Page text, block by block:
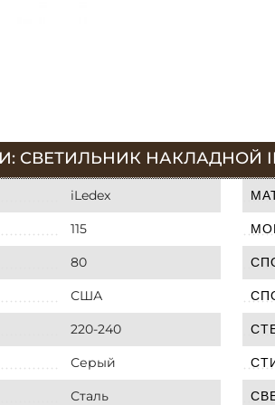
НАКЛАДНОЙ
iLedex
115
80
США
220-240
Серый
Сталь